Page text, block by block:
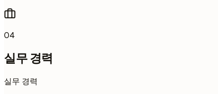
04
실무 경력
실무 경력